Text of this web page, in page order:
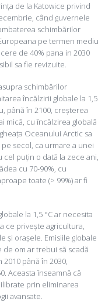
de la Katowice privind
când guvernele
schimbărilor
pe termen mediu
de 40% pana in 2030
sa fie revizuite.
schimbărilor
încălzirii globale la 1,5
până în 2100, creșterea
mică, cu încălzirea globală
Oceanului Arctic sa
secol, ca urmare a unei
cel puțin o dată la zece ani,
cu 70-90%, cu
toate (> 99%) ar fi
la 1,5 °C ar necesita
ce privește agricultura,
și orașele. Emisiile globale
om ar trebui să scadă
până în 2030,
Aceasta înseamnă că
prin eliminarea
avansate.